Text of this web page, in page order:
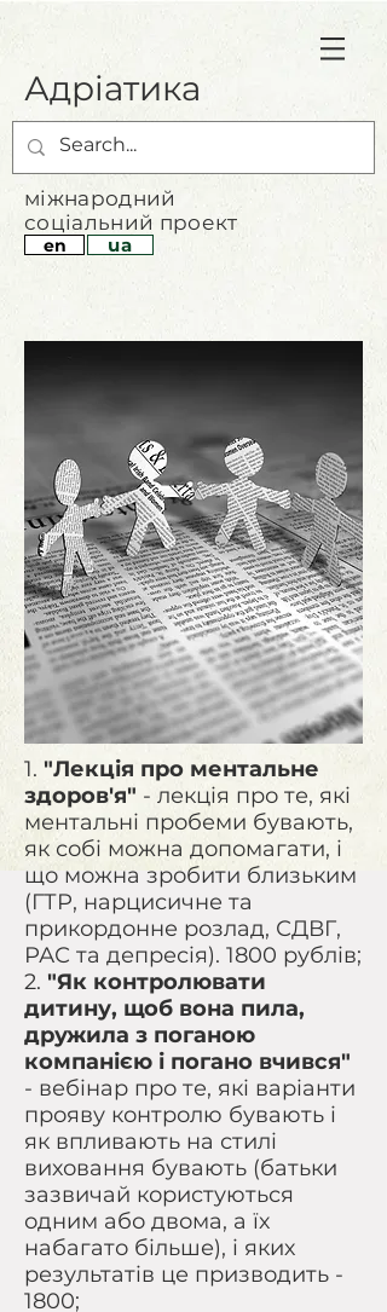
Адріатика
міжнародний
соціальний проект
en ua
1. "Лекція про ментальне
здоров'я" - лекція про те, які
ментальні пробеми бувають,
як собі можна допомагати, і
що можна зробити близьким
(ГТР, нарцисичне та
прикордонне розлад, СДВГ,
РАС та депресія). 1800 рублів;
2. "Як контролювати
дитину, щоб вона пила,
дружила з поганою
компанією і погано вчився"
- вебінар про те, які варіанти
прояву контролю бувають і
як впливають на стилі
виховання бувають (батьки
зазвичай користуються
одним або двома, а їх
набагато більше), і яких
результатів це призводить -
1800;